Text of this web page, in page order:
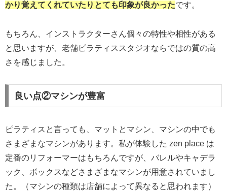
かり覚えてくれていたり とても印象が良かったです。
もちろん、インストラクターさん個々の特性や相性がある
と思いますが、老舗ピラティススタジオならではの質の高
さを感じました。
良い点②マシンが豊富
ピラティスと言っても、マットとマシン、マシンの中でも
さまざまなマシンがあります。私が体験した zen place は
定番のリフォーマーはもちろんですが、バレルやキャデラ
ック、ボックスなどさまざまなマシンが用意されていまし
た。（マシンの種類は店舗によって異なると思われます）